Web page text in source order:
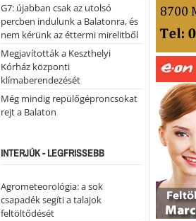
G7: újabban csak az utolsó
percben indulunk a Balatonra, és
nem kérünk az éttermi mirelitből
Megjavították a Keszthelyi
Kórház központi
klímaberendezését
Még mindig repülőgéproncsokat
rejt a Balaton
INTERJÚK - LEGFRISSEBB
Agrometeorológia: a sok
csapadék segíti a talajok
feltöltődését